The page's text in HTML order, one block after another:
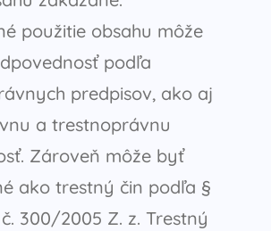
použitie obsahu môže
podľa
predpisov, ako aj
a trestnoprávnu
Zároveň môže byť
ako trestný čin podľa §
300/2005 Z. z. Trestný